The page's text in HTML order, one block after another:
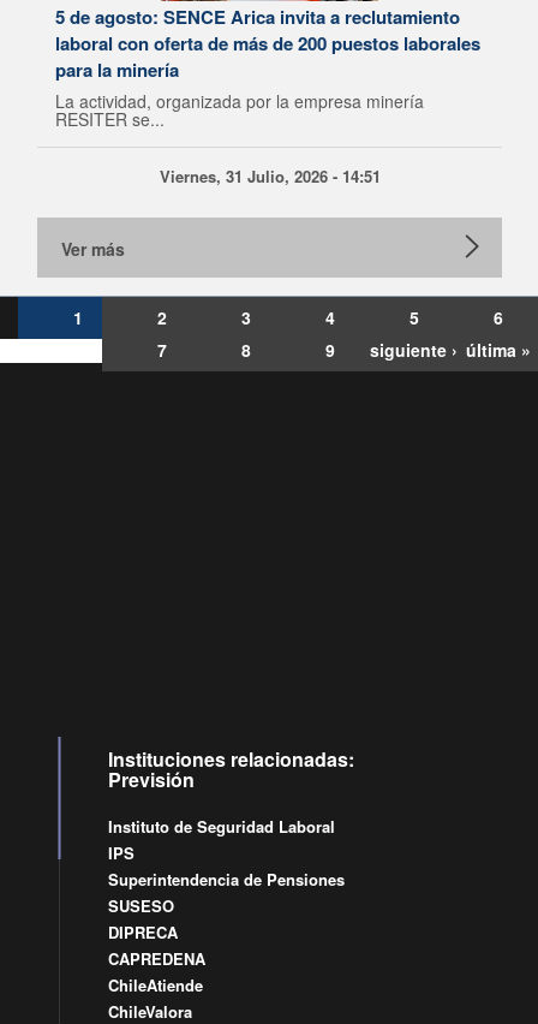
5 de agosto: SENCE Arica invita a reclutamiento
laboral con oferta de más de 200 puestos laborales
para la minería
La actividad, organizada por la empresa minería
RESITER se...
Viernes, 31 Julio, 2026 - 14:51
Ver más
1 2 3 4 5
6
7
8 9 siguiente › última »
Instituciones relacionadas:
Previsión
Instituto de Seguridad Laboral
IPS
Superintendencia de Pensiones
SUSESO
DIPRECA
CAPREDENA
ChileAtiende
ChileValora